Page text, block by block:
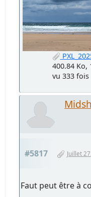
400.84 Ko,
vu 333 fois
#5817 Juillet
Faut peut être à